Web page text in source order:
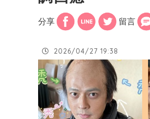
分享 留言
2026/04/27 19:38